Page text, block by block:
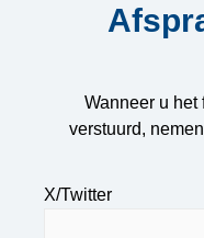
weer vrijer en met
Wanneer u het
verstuurd,
X/Twitter